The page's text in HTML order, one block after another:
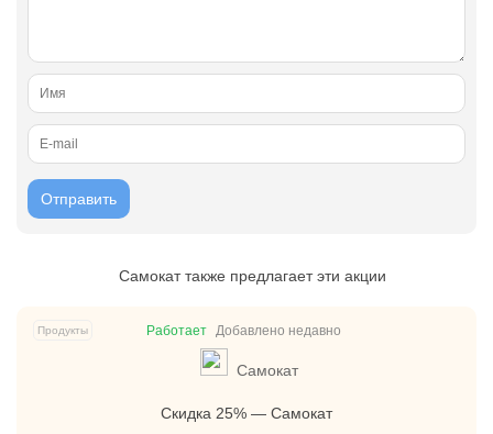
Самокат также предлагает эти акции
Работает Добавлено недавно
Самокат
Скидка 25% — Самокат
Продукты